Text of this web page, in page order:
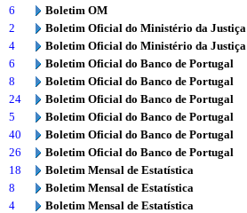
6
Boletim OM
2
Boletim Oficial do Ministério da Justiça
4
Boletim Oficial do Ministério da Justiça
6
Boletim Oficial do Banco de Portugal
8
Boletim Oficial do Banco de Portugal
24
Boletim Oficial do Banco de Portugal
5
Boletim Oficial do Banco de Portugal
40
Boletim Oficial do Banco de Portugal
26
Boletim Oficial do Banco de Portugal
18
Boletim Mensal de Estatística
8
Boletim Mensal de Estatística
4
Boletim Mensal de Estatística